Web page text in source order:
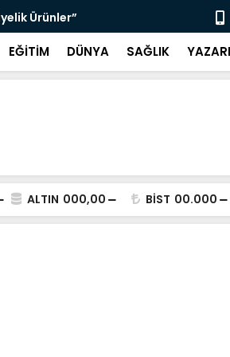
Ürünler” “Yaya
EĞİTİM DÜNYA SAĞLIK
ALTIN 000,00 BİST 00.000